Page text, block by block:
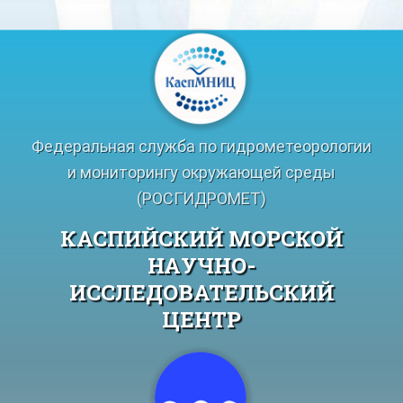
к
Федеральная служба по гидрометеорологии
и мониторингу окружающей среды
(РОСГИДРОМЕТ)
КАСПИЙСКИЙ МОРСКОЙ
НАУЧНО-
ИССЛЕДОВАТЕЛЬСКИЙ
ЦЕНТР